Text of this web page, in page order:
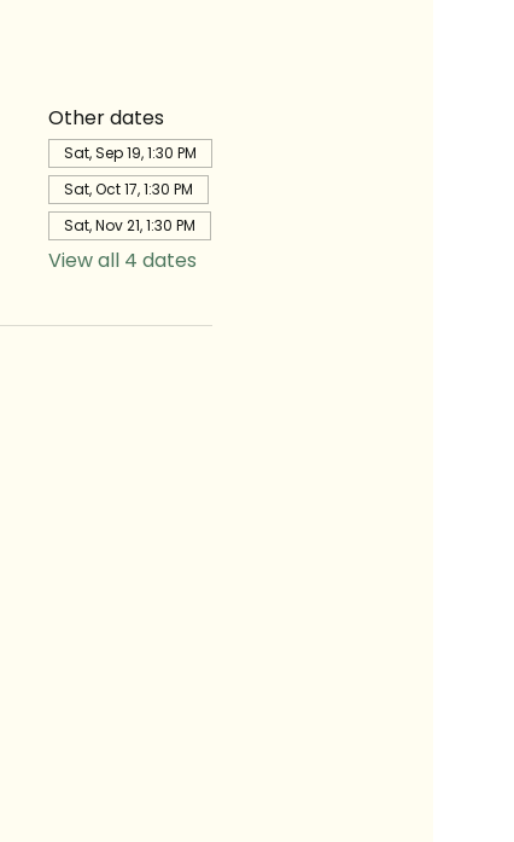
Other dates
Sat, Sep 19, 1:30 PM
Sat, Oct 17, 1:30 PM
Sat, Nov 21, 1:30 PM
View all 4 dates